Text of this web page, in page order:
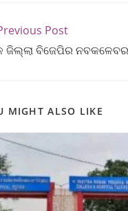
Post
ଜିଲ୍ଲା ବିଜେପିର ନବକଳେବର
MIGHT ALSO LIKE